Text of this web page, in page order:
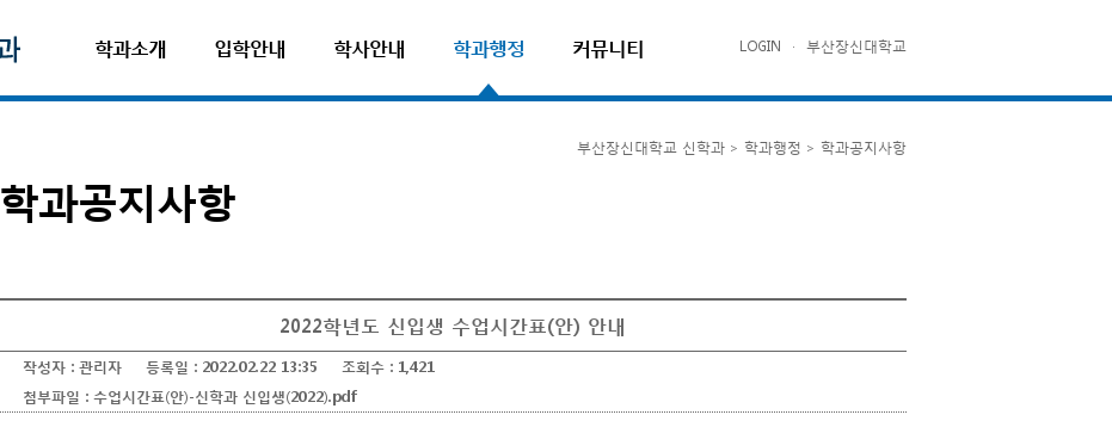
학과소개 입학안내 학사안내 학과행정 커뮤니티 LOGIN · 부산장신대학교
부산장신대학교 신학과 > 학과행정 > 학과공지사항
학과공지사항
2022학년도 신입생 수업시간표(안) 안내
작성자 : 관리자 등록일 : 2022.02.22 13:35 조회수 : 1,421
첨부파일 : 수업시간표(안)-신학과 신입생(2022).pdf